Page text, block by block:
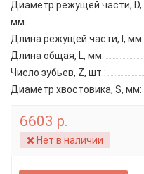
Диаметр режущей части, D,
мм:
Длина режущей части, l, мм:
Длина общая, L, мм:
Число зубьев, Z, шт.:
Диаметр хвостовика, S, мм:
6603 р.
Нет в наличии